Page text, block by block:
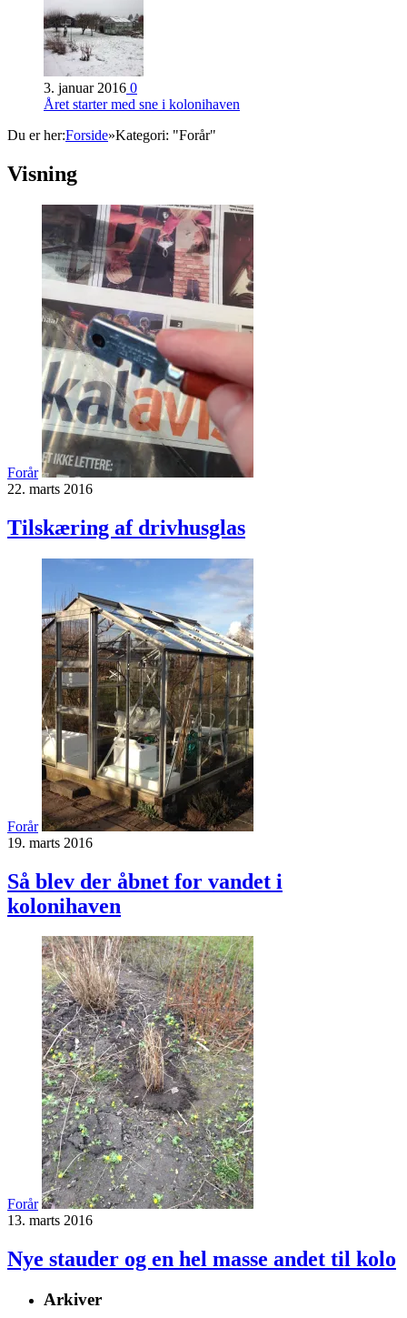
3. januar 2016 0
Året starter med sne i kolonihaven
Du er her:Forside»Kategori: "Forår"
Visning
Forår
22. marts 2016
Tilskæring af drivhusglas
Forår
19. marts 2016
Så blev der åbnet for vandet i
kolonihaven
Forår
13. marts 2016
Nye stauder og en hel masse andet til kolo
Arkiver